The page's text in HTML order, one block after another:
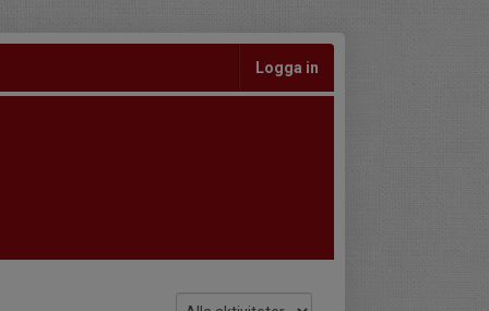
Logga in